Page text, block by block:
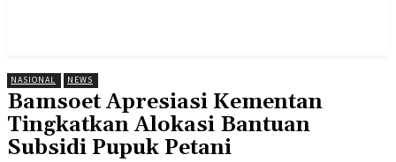
NASIONAL NEWS
Bamsoet Apresiasi Kementan
Tingkatkan Alokasi Bantuan
Subsidi Pupuk Petani